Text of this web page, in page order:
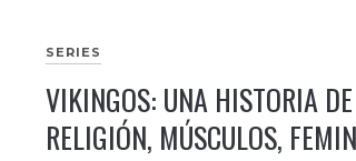
SERIES
VIKINGOS: UNA HISTORIA DE
RELIGIÓN, MÚSCULOS,